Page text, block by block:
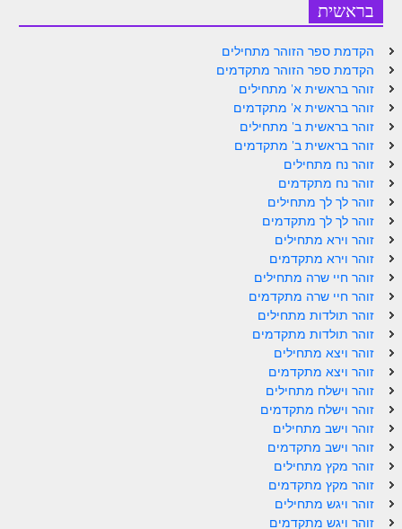
זוהר קורח למתקדמים
חוקת למתחילים
חוקת מתקדמים
זוהר בלק למתחילים
זוהר בלק למתקדמים
זוהר פנחס למתחילים
זוהר פנחס למתקדמים
ספר הזוהר – דברים
זוהר ואתחנן למתחילים
זוהר עקב מתחילים
זוהר הקדוש עקב למתקדמים
זהר שופטים מתחילים
זהר שופטים מתקדמים
זוהר כי תצא מתחילים
זוהר כי תצא מתקדמים
בראשית
הקדמת ספר הזוהר מתחילים
הקדמת ספר הזוהר מתקדמים
זוהר בראשית א' מתחילים
זוהר בראשית א' מתקדמים
זוהר בראשית ב' מתחילים
זוהר בראשית ב' מתקדמים
זוהר נח מתחילים
זוהר נח מתקדמים
זוהר לך לך מתחילים
זוהר לך לך מתקדמים
זוהר וירא מתחילים
זוהר וירא מתקדמים
זוהר חיי שרה מתחילים
זוהר חיי שרה מתקדמים
זוהר תולדות מתחילים
זוהר תולדות מתקדמים
זוהר ויצא מתחילים
זוהר ויצא מתקדמים
זוהר וישלח מתחילים
זוהר וישלח מתקדמים
זוהר וישב מתחילים
זוהר וישב מתקדמים
זוהר מקץ מתחילים
זוהר מקץ מתקדמים
זוהר ויגש מתחילים
זוהר ויגש מתקדמים